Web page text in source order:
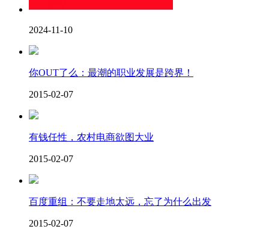
2024-11-10
你OUT了么：最潮的职业发展是跨界！
2015-02-07
有钱任性，农村电商欲图大业
2015-02-07
百度重组：不要走地太远，忘了为什么出发
2015-02-07